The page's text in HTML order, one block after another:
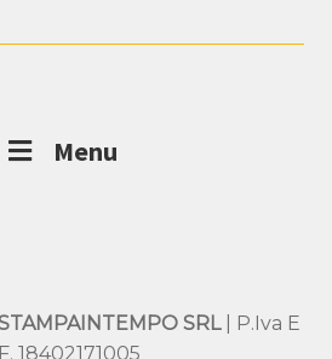
Menu
SRL| P.Iva E
18402171005